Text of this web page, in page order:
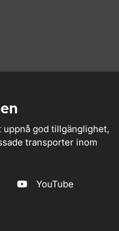
god tillgänglighet,
transporter inom
YouTube